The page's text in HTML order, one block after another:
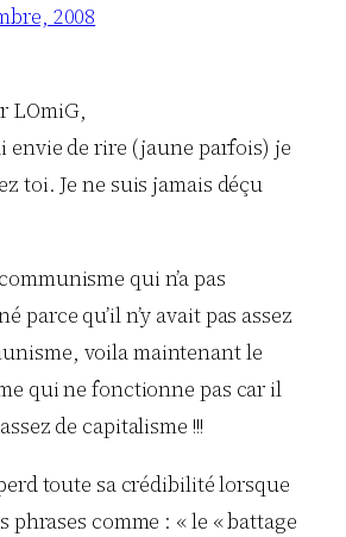
2008
LOmiG,
envie de rire (jaune parfois) je
toi. Je ne suis jamais déçu
qui n’a pas
parce qu’il n’y avait pas assez
voila maintenant le
qui ne fonctionne pas car il
de capitalisme !!!
toute sa crédibilité lorsque
phrases comme : « le « battage